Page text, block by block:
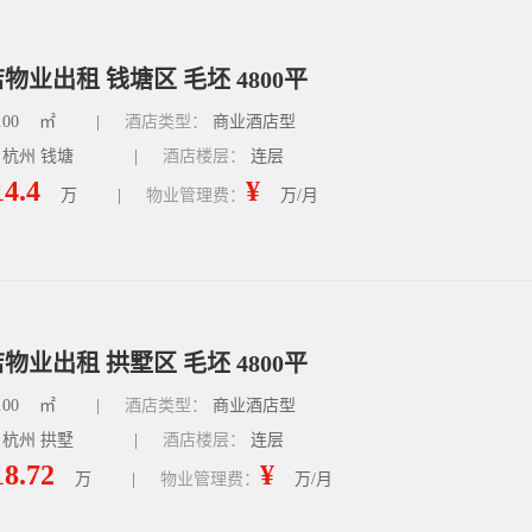
业出租 钱塘区 毛坯 4800平
㎡ 酒店类型：
商业酒店型
州 钱塘
酒店楼层： 连层
万 物业管理费： ¥ 万/月
业出租 拱墅区 毛坯 4800平
㎡ 酒店类型：
商业酒店型
州 拱墅
酒店楼层： 连层
万 物业管理费： ¥ 万/月